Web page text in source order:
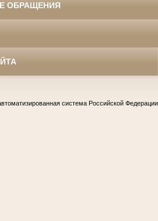
ОБРАЩЕНИЯ
система Российской